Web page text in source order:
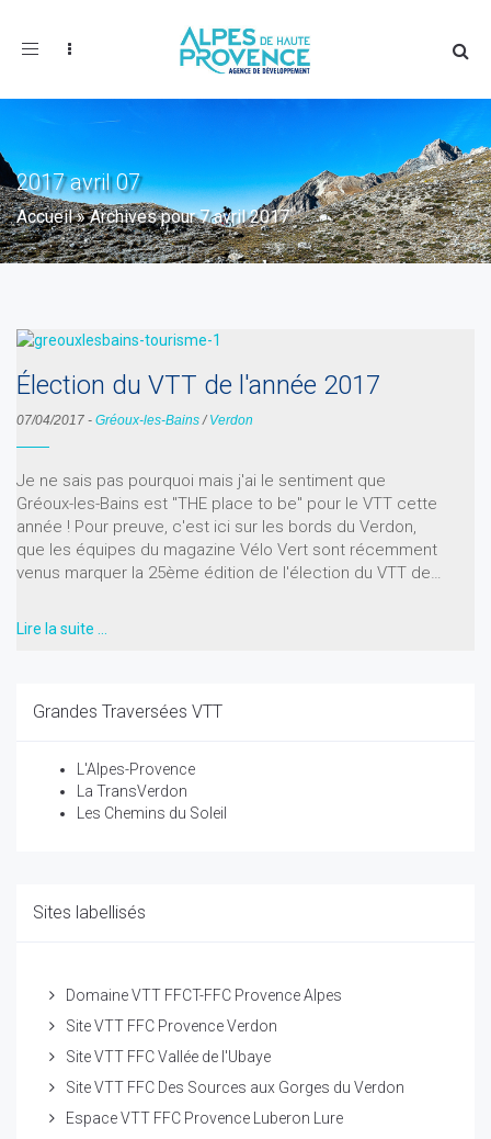
Toggle
2017 avril 07
Accueil»Archives pour 7 avril 2017
Élection du VTT de l'année 2017
07/04/2017 - Gréoux-les-Bains/ Verdon
Je ne sais pas pourquoi mais j'ai le sentiment que
Gréoux-les-Bains est "THE place to be" pour le VTT cette
année ! Pour preuve, c'est ici sur les bords du Verdon,
que les équipes du magazine Vélo Vert sont récemment
venus marquer la 25ème édition de l'élection du VTT de…
Lire la suite …
Grandes Traversées VTT
L'Alpes-Provence
La TransVerdon
Les Chemins du Soleil
Sites labellisés
Domaine VTT FFCT-FFC Provence Alpes
Site VTT FFC Provence Verdon
Site VTT FFC Vallée de l'Ubaye
Site VTT FFC Des Sources aux Gorges du Verdon
Espace VTT FFC Provence Luberon Lure